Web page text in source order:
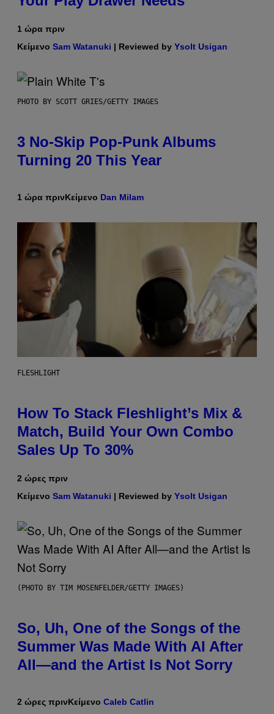
1 ώρα πριν
Κείμενο Sam Watanuki | Reviewed by Ysolt Usigan
PHOTO BY SCOTT GRIES/GETTY IMAGES
3 No-Skip Pop-Punk Albums
Turning 20 This Year
1 ώρα πρινΚείμενο Dan Milam
FLESHLIGHT
How To Stack Fleshlight’s Mix &
Match, Build Your Own Combo
Sales Up To 30%
2 ώρες πριν
Κείμενο Sam Watanuki | Reviewed by Ysolt Usigan
(PHOTO BY TIM MOSENFELDER/GETTY IMAGES)
So, Uh, One of the Songs of the
Summer Was Made With AI After
All—and the Artist Is Not Sorry
2 ώρες πρινΚείμενο Caleb Catlin